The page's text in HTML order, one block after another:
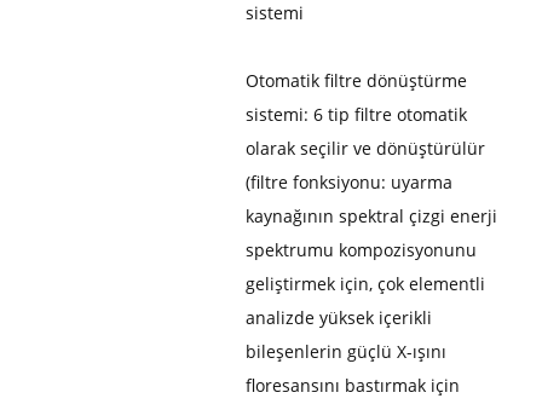
sistemi
Otomatik filtre dönüştürme
sistemi: 6 tip filtre otomatik
olarak seçilir ve dönüştürülür
(filtre fonksiyonu: uyarma
kaynağının spektral çizgi enerji
spektrumu kompozisyonunu
geliştirmek için, çok elementli
analizde yüksek içerikli
bileşenlerin güçlü X-ışını
floresansını bastırmak için